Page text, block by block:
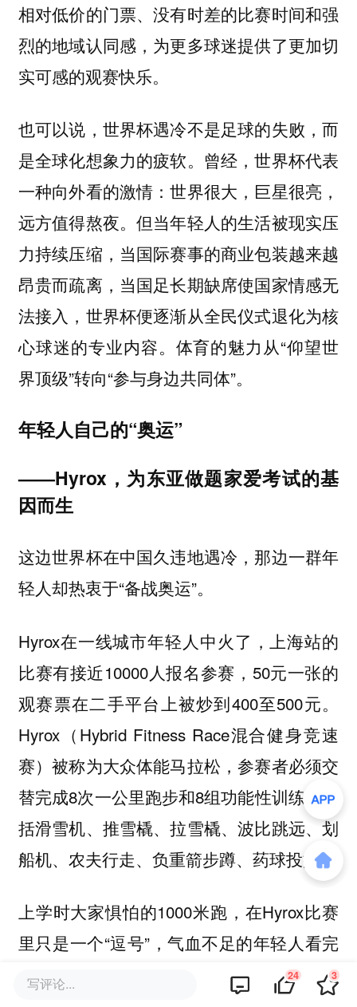
相对低价的门票、没有时差的比赛时间和强
烈的地域认同感，为更多球迷提供了更加切
实可感的观赛快乐。
也可以说，世界杯遇冷不是足球的失败，而
是全球化想象力的疲软。曾经，世界杯代表
一种向外看的激情：世界很大，巨星很亮，
远方值得熬夜。但当年轻人的生活被现实压
力持续压缩，当国际赛事的商业包装越来越
昂贵而疏离，当国足长期缺席使国家情感无
法接入，世界杯便逐渐从全民仪式退化为核
心球迷的专业内容。体育的魅力从“仰望世
界顶级”转向“参与身边共同体”。
年轻人自己的“奥运”
——Hyrox，为东亚做题家爱考试的基
因而生
这边世界杯在中国久违地遇冷，那边一群年
轻人却热衷于“备战奥运”。
Hyrox在一线城市年轻人中火了，上海站的
比赛有接近10000人报名参赛，50元一张的
观赛票在二手平台上被炒到400至500元。
Hyrox（Hybrid Fitness Race混合健身竞速
赛）被称为大众体能马拉松，参赛者必须交
替完成8次一公里跑步和8组功能性训练，包
括滑雪机、推雪橇、拉雪橇、波比跳远、划
船机、农夫行走、负重箭步蹲、药球投掷。
上学时大家惧怕的1000米跑，在Hyrox比赛
里只是一个“逗号”，气血不足的年轻人看完
别人的Hyrox视频已经感觉累了。为了完
写评论... 24 3